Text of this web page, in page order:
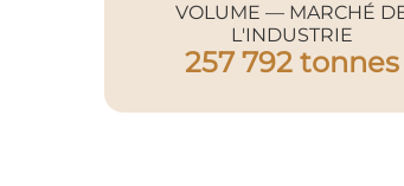
VOLUME — MARCHÉ
L'INDUSTRIE
257 792 tonnes